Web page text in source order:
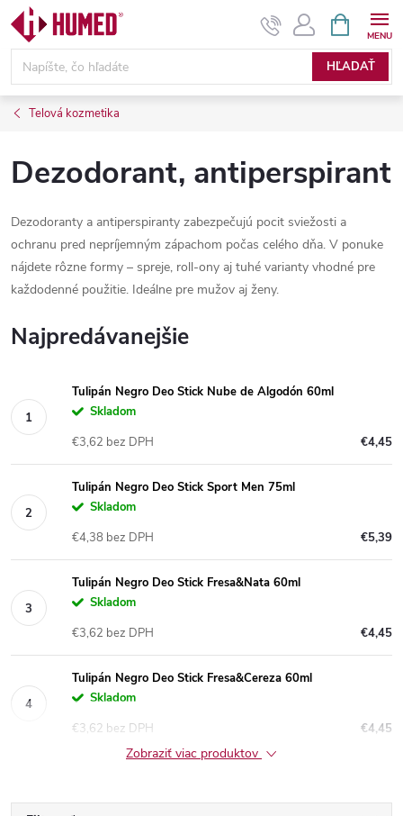
Prejsť
obsah
HĽADAŤ
KOŠÍK
Telová kozmetika
Dezodorant, antiperspirant
Dezodoranty a antiperspiranty zabezpečujú pocit sviežosti a
ochranu pred nepríjemným zápachom počas celého dňa. V ponuke
nájdete rôzne formy – spreje, roll-ony aj tuhé varianty vhodné pre
každodenné použitie. Ideálne pre mužov aj ženy.
Najpredávanejšie
Tulipán Negro Deo Stick Nube de Algodón 60ml
Skladom
€4,45
€3,62 bez DPH
Tulipán Negro Deo Stick Sport Men 75ml
Skladom
€5,39
€4,38 bez DPH
Tulipán Negro Deo Stick Fresa&Nata 60ml
Skladom
€4,45
€3,62 bez DPH
Tulipán Negro Deo Stick Fresa&Cereza 60ml
Skladom
€4,45
€3,62 bez DPH
Zobraziť viac produktov